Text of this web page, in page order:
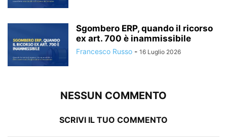
Sgombero ERP, quando il ricorso
ex art. 700 è inammissibile
Francesco Russo - 16 Luglio 2026
NESSUN COMMENTO
SCRIVI IL TUO COMMENTO